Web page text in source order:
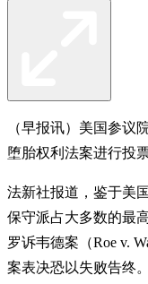
（早报讯）美国参议
堕胎权利法案进行投票
法新社报道，鉴于美
保守派占大多数的最
罗诉韦德案（Roe v.
案表决恐以失败告终。